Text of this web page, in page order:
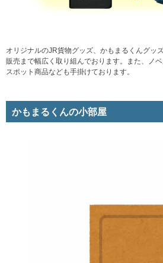
オリジナルのJR貨物グッズ、かもまるくんグッ
販売まで幅広く取り組んでおります。また、ノ
スポット商品なども手掛けております。
かもまるくんの小部屋